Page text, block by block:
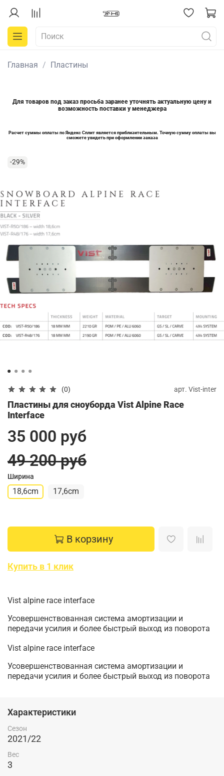
Главная Пластины
Для товаров под заказ просьба заранее уточнять актуальную цену и
возможность поставки у менеджера
Расчет суммы оплаты по Яндекс Сплит является приблизительным. Точную сумму оплаты вы
сможете увидеть при оформлении заказа
-29%
(0) арт. Vist-inter
Пластины для сноуборда Vist Alpine Race
Interface
35 000 руб
49 200 руб
Ширина
18,6cm 17,6cm
В корзину
Купить в 1 клик
Vist alpine race interface
Усовершенствованная система амортизации и
передачи усилия и более быстрый выход из поворота
Vist alpine race interface
Усовершенствованная система амортизации и
передачи усилия и более быстрый выход из поворота
Характеристики
Сезон
2021/22
Вес
3